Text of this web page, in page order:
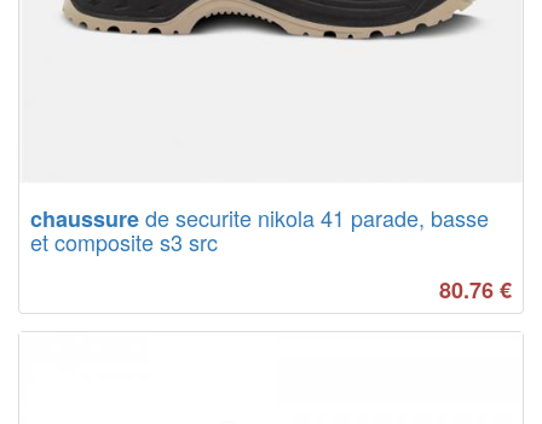
chaussurede securite nikola 41 parade, basse
et composite s3 src
80.76€